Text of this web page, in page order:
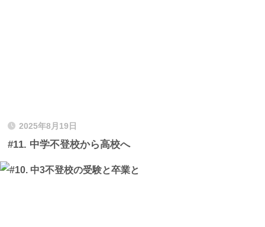
2025年8月19日
#11. 中学不登校から高校へ